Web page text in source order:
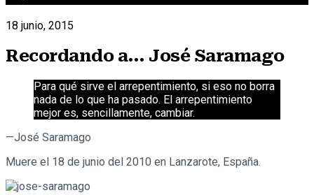
18 junio, 2015
Recordando a… José Saramago
Para qué sirve el arrepentimiento, si eso no borra
nada de lo que ha pasado. El arrepentimiento
mejor es, sencillamente, cambiar.
—José Saramago
Muere el 18 de junio del 2010 en Lanzarote, España.